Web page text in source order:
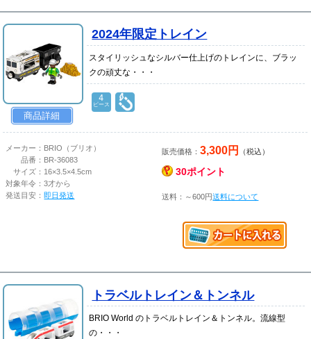
商品詳細
2024年限定トレイン
スタイリッシュなシルバー仕上げのトレインに、ブラッ
クの頑丈な・・・
4
ピース
メーカー： BRIO（ブリオ）
品番： BR-36083
サイズ： 16×3.5×4.5cm
対象年令：3才から
発送目安： 即日発送
販売価格：3,300円 （税込）
30ポイント
送料：～600円送料について
トラベルトレイン＆トンネル
BRIO World のトラベルトレイン＆トンネル。流線型
の・・・